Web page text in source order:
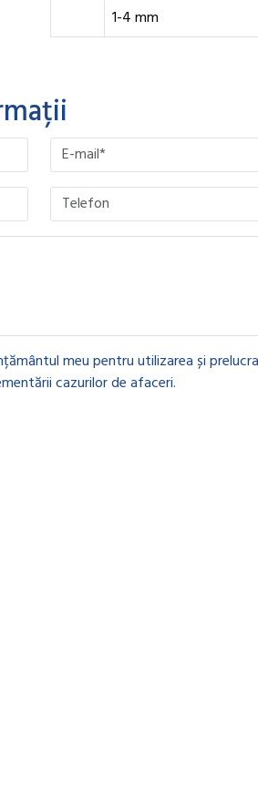
1-4 mm
meu pentru utilizarea și
cazurilor de afaceri.